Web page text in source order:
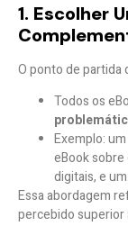
1. Escolher
O ponto de partida
Todos os
Exemplo:
eBook
digitais, e
Essa abordagem
percebido superior